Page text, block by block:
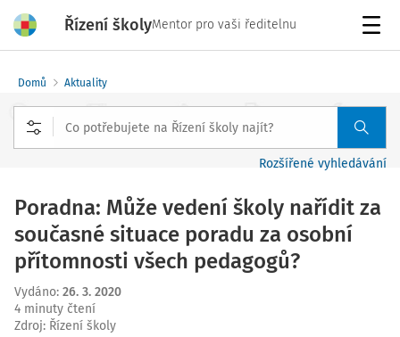
Řízení školyMentor pro vaši ředitelnu
Domů Aktuality
Rozšířené vyhledávání
Poradna: Může vedení školy nařídit za
současné situace poradu za osobní
přítomnosti všech pedagogů?
Vydáno: 26. 3. 2020
4 minuty čtení
Zdroj: Řízení školy